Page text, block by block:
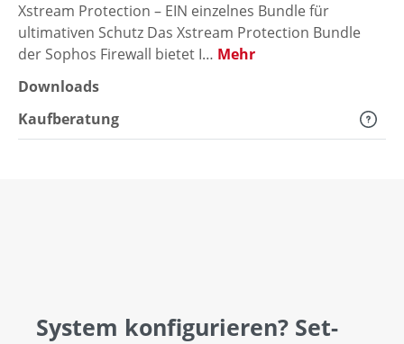
Xstream Protection – EIN einzelnes Bundle für
ultimativen Schutz Das Xstream Protection Bundle
der Sophos Firewall bietet I… Mehr
Downloads
Kaufberatung
System konfigurieren? Set-